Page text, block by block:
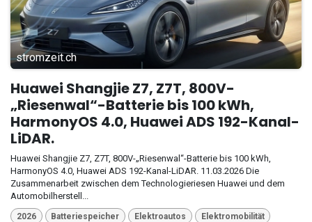
stromzeit.ch
Huawei Shangjie Z7, Z7T, 800V-
„Riesenwal“-Batterie bis 100 kWh,
HarmonyOS 4.0, Huawei ADS 192-Kanal-
LiDAR.
Huawei Shangjie Z7, Z7T, 800V-„Riesenwal“-Batterie bis 100 kWh,
HarmonyOS 4.0, Huawei ADS 192-Kanal-LiDAR. 11.03.2026 Die
Zusammenarbeit zwischen dem Technologieriesen Huawei und dem
Automobilherstell...
2026 Batteriespeicher Elektroautos Elektromobilität